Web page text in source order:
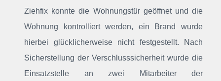
Ziehfix konnte die Wohnungstür geöffnet und die
Wohnung kontrolliert werden, ein Brand wurde
hierbei glücklicherweise nicht festgestellt. Nach
Sicherstellung der Verschlusssicherheit wurde die
Einsatzstelle an zwei Mitarbeiter der